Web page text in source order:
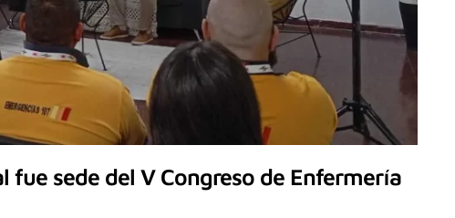
fue sede del V Congreso de Enfermería